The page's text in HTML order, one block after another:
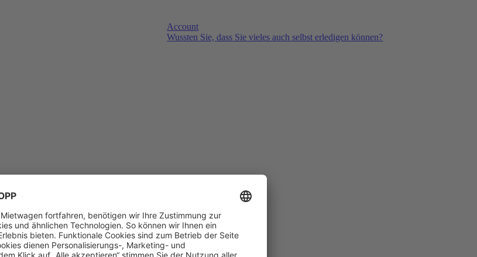
Account
Wussten Sie, dass Sie vieles auch selbst erledigen können?